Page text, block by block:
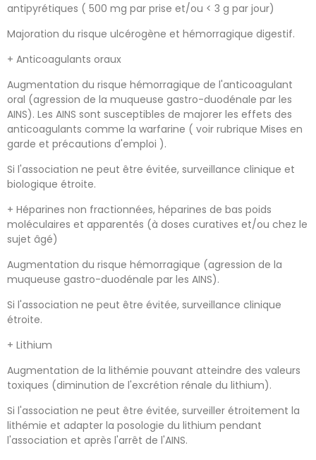
antipyrétiques ( 500 mg par prise et/ou < 3 g par jour)
Majoration du risque ulcérogène et hémorragique digestif.
+ Anticoagulants oraux
Augmentation du risque hémorragique de l'anticoagulant
oral (agression de la muqueuse gastro-duodénale par les
AINS). Les AINS sont susceptibles de majorer les effets des
anticoagulants comme la warfarine ( voir rubrique Mises en
garde et précautions d'emploi ).
Si l'association ne peut être évitée, surveillance clinique et
biologique étroite.
+ Héparines non fractionnées, héparines de bas poids
moléculaires et apparentés (à doses curatives et/ou chez le
sujet âgé)
Augmentation du risque hémorragique (agression de la
muqueuse gastro-duodénale par les AINS).
Si l'association ne peut être évitée, surveillance clinique
étroite.
+ Lithium
Augmentation de la lithémie pouvant atteindre des valeurs
toxiques (diminution de l'excrétion rénale du lithium).
Si l'association ne peut être évitée, surveiller étroitement la
lithémie et adapter la posologie du lithium pendant
l'association et après l'arrêt de l'AINS.